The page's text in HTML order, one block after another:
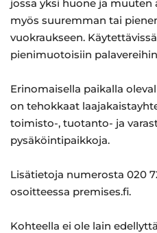
jossa yksi huone ja muuten
myös suuremman tai
vuokraukseen.
pienimuotoisiin
Erinomaisella paikalla
on tehokkaat
toimisto-, tuotanto- ja
pysäköintipaikkoja.
Lisätietoja numerosta 020
osoitteessa premises.fi.
Kohteella ei ole lain